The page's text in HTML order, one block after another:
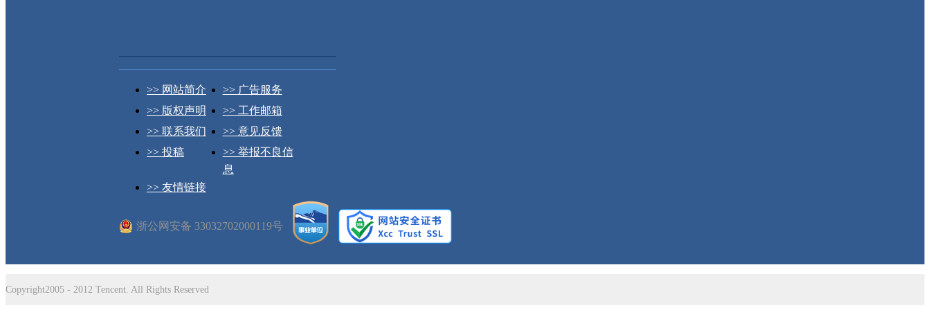
>> 网站简介
>> 广告服务
>> 版权声明
>> 工作邮箱
>> 联系我们
>> 意见反馈
>> 投稿
>> 举报不良信
息
>> 友情链接
浙公网安备 33032702000119号
Copyright2005 - 2012 Tencent. All Rights Reserved